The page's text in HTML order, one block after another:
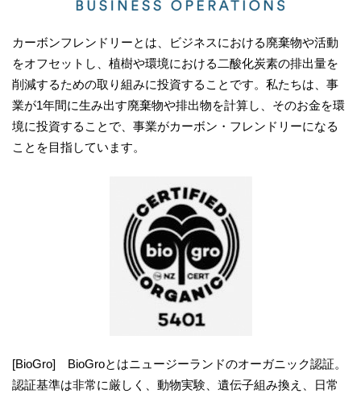
カーボンフレンドリーとは、ビジネスにおける廃棄物や活動
をオフセットし、植樹や環境における二酸化炭素の排出量を
削減するための取り組みに投資することです。私たちは、事
業が1年間に生み出す廃棄物や排出物を計算し、そのお金を環
境に投資することで、事業がカーボン・フレンドリーになる
ことを目指しています。
[BioGro] BioGroとはニュージーランドのオーガニック認証。
認証基準は非常に厳しく、動物実験、遺伝子組み換え、日常